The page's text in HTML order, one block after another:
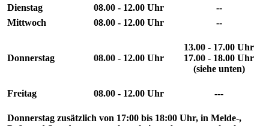
Dienstag
08.00 - 12.00 Uhr
--
Mittwoch
08.00 - 12.00 Uhr --
Donnerstag 08.00 - 12.00 Uhr
13.00 - 17.00 Uhr
17.00 - 18.00 Uhr
(siehe unten)
Freitag 08.00 - 12.00 Uhr ---
Donnerstag zusätzlich von 17:00 bis 18:00 Uhr, in Melde-,